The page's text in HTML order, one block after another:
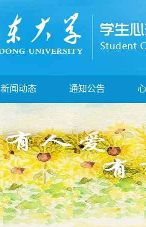
新闻动态 通知公告